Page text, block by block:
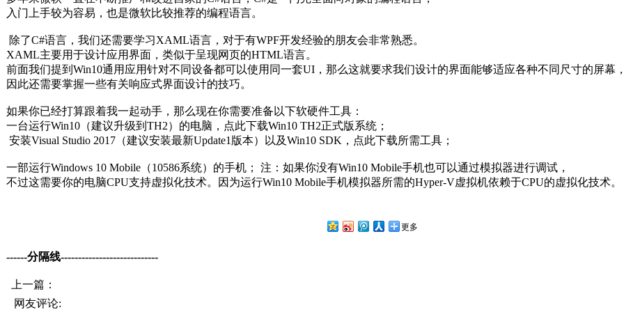
入门上手较为容易，也是微软比较推荐的编程语言。
除了C#语言，我们还需要学习XAML语言，对于有WPF开发经验的朋友会非常熟悉。
XAML主要用于设计应用界面，类似于呈现网页的HTML语言。
前面我们提到Win10通用应用针对不同设备都可以使用同一套UI，那么这就要求我们设计的界面能够适应各种不同尺寸的屏幕，
因此还需要掌握一些有关响应式界面设计的技巧。
如果你已经打算跟着我一起动手，那么现在你需要准备以下软硬件工具：
一台运行Win10（建议升级到TH2）的电脑，点此下载Win10 TH2正式版系统；
安装Visual Studio 2017（建议安装最新Update1版本）以及Win10 SDK，点此下载所需工具；
一部运行Windows 10 Mobile（10586系统）的手机； 注：如果你没有Win10 Mobile手机也可以通过模拟器进行调试，
不过这需要你的电脑CPU支持虚拟化技术。因为运行Win10 Mobile手机模拟器所需的Hyper-V虚拟机依赖于CPU的虚拟化技术。
更多
------分隔线----------------------------
上一篇：
网友评论: